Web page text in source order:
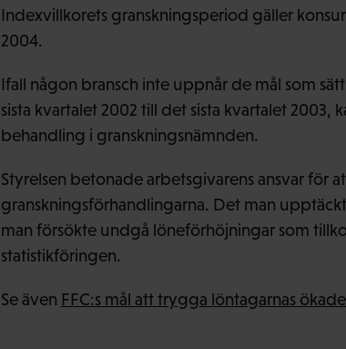
Indexvillkorets granskningsperiod gäller
2004.
Ifall någon bransch inte uppnår de mål som
sista kvartalet 2002 till det sista kvartalet 2003,
behandling i granskningsnämnden.
Styrelsen betonade arbetsgivarens ansvar för
granskningsförhandlingarna. Det man
man försökte undgå löneförhöjningar som
statistikföringen.
Se även FFC:s mål att trygga löntagarnas